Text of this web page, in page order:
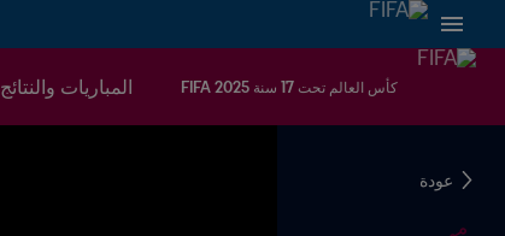
كأس العالم تحت 17 سنة FIFA 2025 المباريات والنتائج
عودة